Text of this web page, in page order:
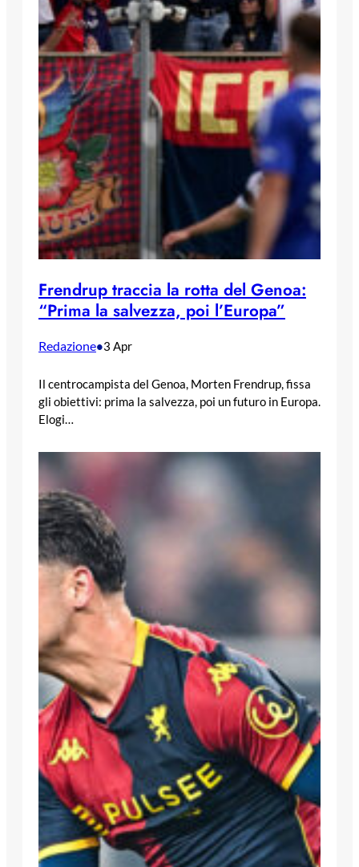
Frendrup traccia la rotta del Genoa:
“Prima la salvezza, poi l’Europa”
Redazione•3 Apr
Il centrocampista del Genoa, Morten Frendrup, fissa
gli obiettivi: prima la salvezza, poi un futuro in Europa.
Elogi…